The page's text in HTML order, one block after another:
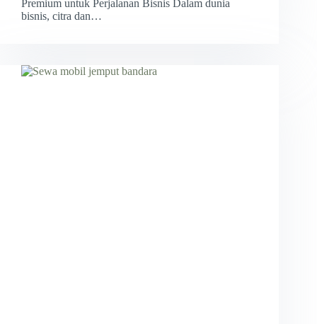
Premium untuk Perjalanan Bisnis Dalam dunia
bisnis, citra dan…